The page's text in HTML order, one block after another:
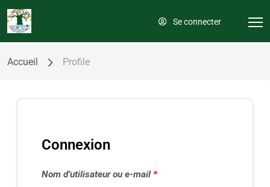
Se connecter
Accueil Profile
Connexion
Nom d’utilisateur ou e-mail *